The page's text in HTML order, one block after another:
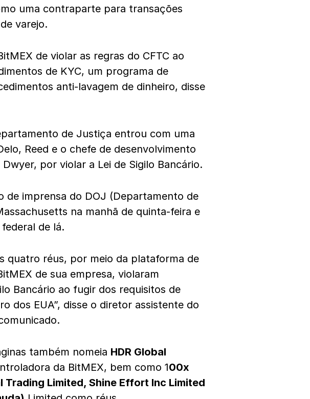
uma contraparte para transações
varejo.
de violar as regras do CFTC ao
de KYC, um programa de
anti-lavagem de dinheiro, disse
de Justiça entrou com uma
Reed e o chefe de desenvolvimento
por violar a Lei de Sigilo Bancário.
de imprensa do DOJ (Departamento de
na manhã de quinta-feira e
de lá.
quatro réus, por meio da plataforma de
de sua empresa, violaram
Bancário ao fugir dos requisitos de
dos EUA”, disse o diretor assistente do
também nomeia HDR Global
da BitMEX, bem como 100x
Trading Limited, Shine Effort Inc Limited